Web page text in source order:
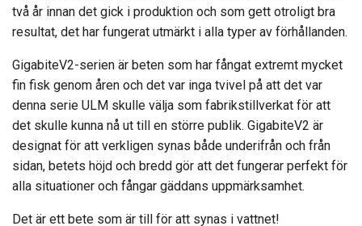
två år innan det gick i produktion och som gett otroligt bra
resultat, det har fungerat utmärkt i alla typer av förhållanden.
GigabiteV2-serien är beten som har fångat extremt mycket
fin fisk genom åren och det var inga tvivel på att det var
denna serie ULM skulle välja som fabrikstillverkat för att
det skulle kunna nå ut till en större publik. GigabiteV2 är
designat för att verkligen synas både underifrån och från
sidan, betets höjd och bredd gör att det fungerar perfekt för
alla situationer och fångar gäddans uppmärksamhet.
Det är ett bete som är till för att synas i vattnet!